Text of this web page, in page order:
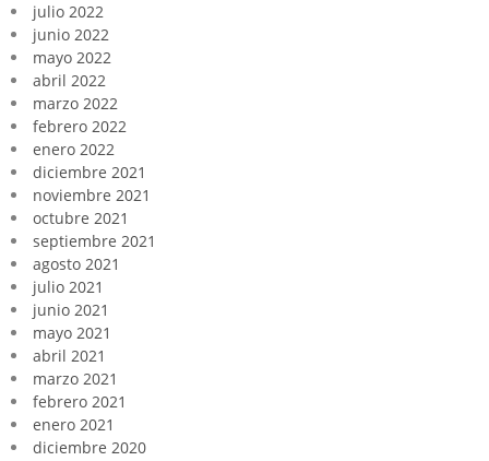
julio 2022
junio 2022
mayo 2022
abril 2022
marzo 2022
febrero 2022
enero 2022
diciembre 2021
noviembre 2021
octubre 2021
septiembre 2021
agosto 2021
julio 2021
junio 2021
mayo 2021
abril 2021
marzo 2021
febrero 2021
enero 2021
diciembre 2020